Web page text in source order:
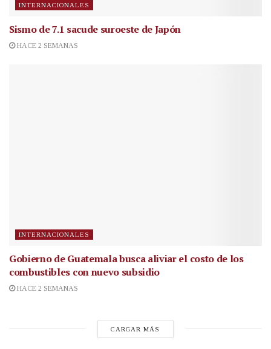
INTERNACIONALES
Sismo de 7.1 sacude suroeste de Japón
HACE 2 SEMANAS
INTERNACIONALES
Gobierno de Guatemala busca aliviar el costo de los
combustibles con nuevo subsidio
HACE 2 SEMANAS
CARGAR MÁS